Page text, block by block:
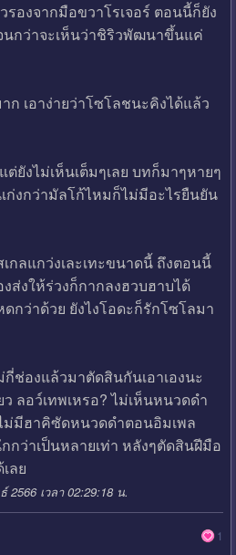
องจากมือขวาโรเจอร์ ตอนนี้ก็ยัง
กว่าจะเห็นว่าชิริวพัฒนาขึ้นแค่
ก เอาง่ายว่าโซโลชนะคิงได้แล้ว
ยังไม่เห็นเต็มๆเลย บทก็มาๆหายๆ
ก่งกว่ามัลโก้ไหมก็ไม่มีอะไรยืนยัน
กลแกว่งเละเทะขนาดนี้ ถึงตอนนี้
ส่งให้ร่วงก็กากลงฮวบฮาบได้
กว่าด้วย ยังไงโอดะก็รักโซโลมา
ช่องแล้วมาตัดสินกันเอาเองนะ
ลอว์เทพเหรอ? ไม่เห็นหนวดดำ
ม่มีฮาคิซัดหนวดดำตอนอิมเพล
ว่าเป็นหลายเท่า หลังๆตัดสินฝีมือ
ลย
เวลา 02:29:18 น.
1